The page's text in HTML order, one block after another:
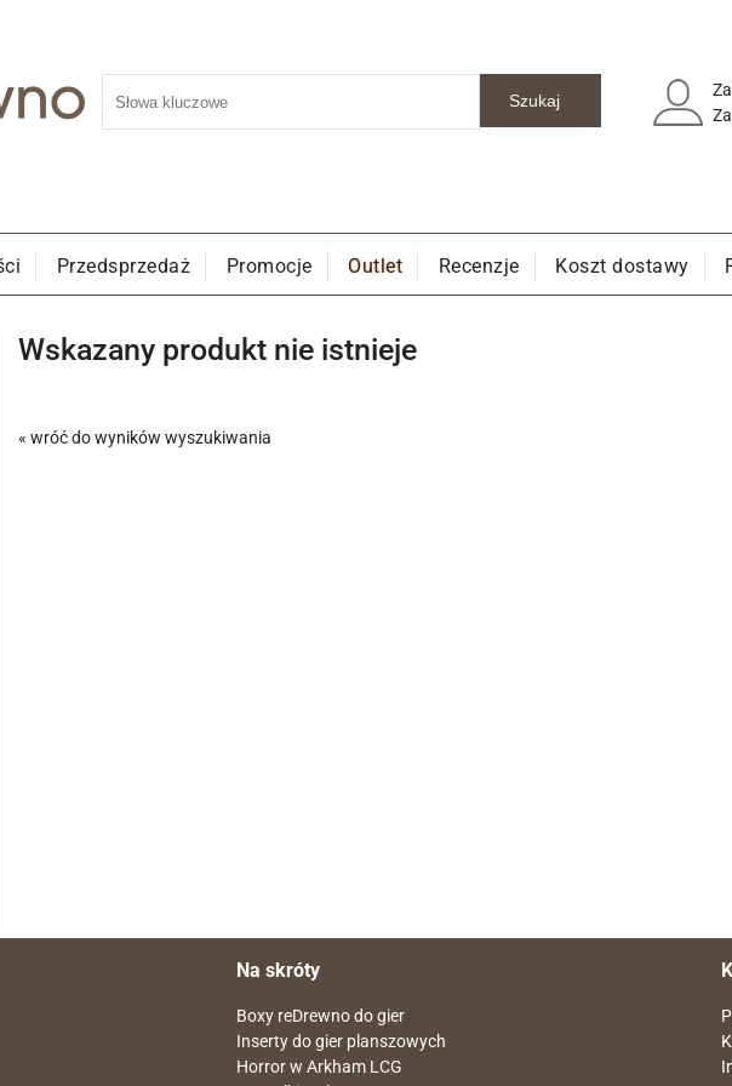
Przedsprzedaż Promocje Outlet Recenzje Koszt dostawy
Wskazany produkt nie istnieje
« wróć do wyników wyszukiwania
Na skróty
Boxy reDrewno do gier
Inserty do gier planszowych
Horror w Arkham LCG